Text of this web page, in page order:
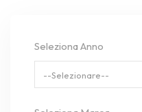
Seleziona Anno
--Selezionare--